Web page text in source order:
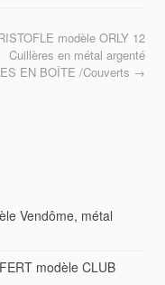
modèle ORLY 12
Cuillères en métal argenté
EN BOÎTE /Couverts →
Vendôme, métal
modèle CLUB